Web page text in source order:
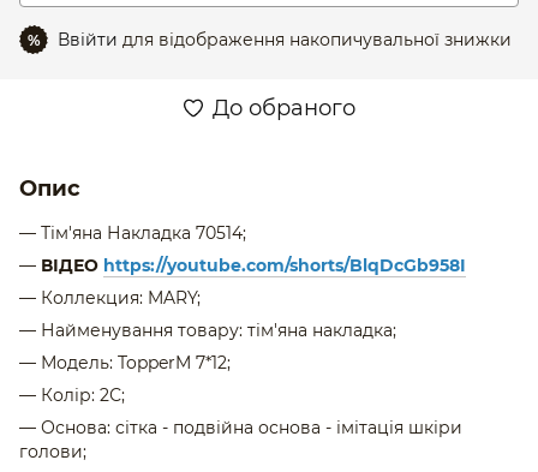
% Ввійти для відображення накопичувальної знижки
До обраного
Опис
— Тім'яна Накладка 70514;
— ВІДЕО https://youtube.com/shorts/BlqDcGb958I
— Коллекция: MARY;
— Найменування товару: тім'яна накладка;
— Модель: TopperM 7*12;
— Колір: 2С;
— Основа: сітка - подвійна основа - імітація шкіри
голови;